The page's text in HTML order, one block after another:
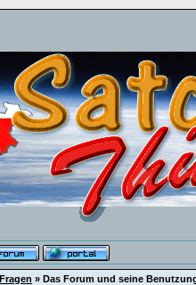
» Das Forum und seine